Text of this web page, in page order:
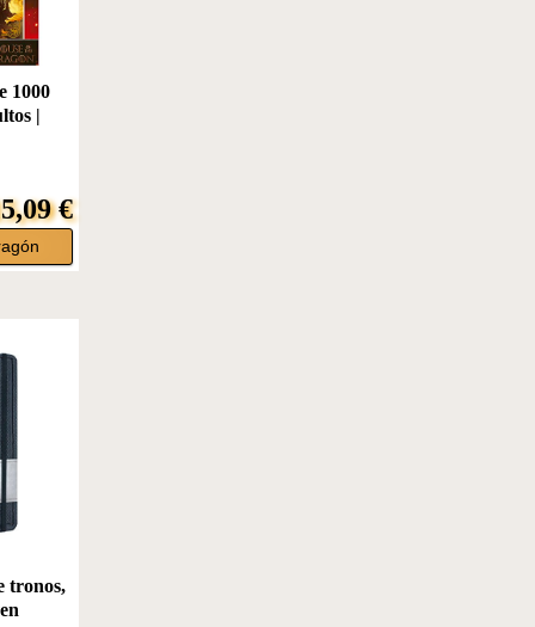
1000
|
€
tronos,